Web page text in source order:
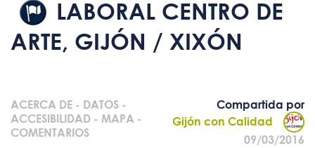
LABORAL CENTRO DE
ARTE, GIJÓN / XIXÓN
ACERCA DE - DATOS -
ACCESIBILIDAD - MAPA -
COMENTARIOS
Compartida por
Gijón con Calidad
09/03/2016